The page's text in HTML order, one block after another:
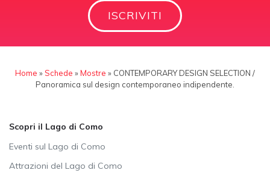
ISCRIVITI
Home »Schede »Mostre » CONTEMPORARY DESIGN SELECTION /
Panoramica sul design contemporaneo indipendente.
Scopri il Lago di Como
Eventi sul Lago di Como
Attrazioni del Lago di Como